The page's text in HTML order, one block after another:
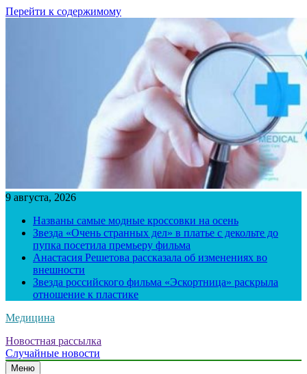
Перейти к содержимому
9 августа, 2026
Названы самые модные кроссовки на осень
Звезда «Очень странных дел» в платье с декольте до
пупка посетила премьеру фильма
Анастасия Решетова рассказала об изменениях во
внешности
Звезда российского фильма «Эскортница» раскрыла
отношение к пластике
Медицина
Новостная рассылка
Случайные новости
Меню